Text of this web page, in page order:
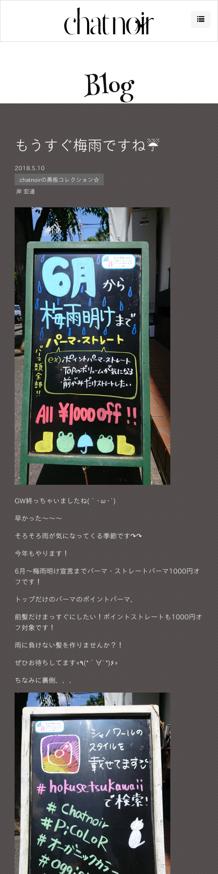
Blog
もうすぐ梅雨ですね☔
2018. 5.10
chatnoirの黒板コレクション☆
岸 宏道
GW終っちゃいましたね(´･ω･`)
早かった～～～
そろそろ雨が気になってくる季節です↷↷
今年もやります！
6月～梅雨明け宣言までパーマ・ストレートパーマ1000円オ
フです！
トップだけのパーマのポイントパーマ、
前髪だけまっすぐにしたい！ポイントストレートも1000円オ
フ対象です！
雨に負けない髪を作りませんか？！
ぜひお待ちしてます«٩(*´∀`*)۶»
ちなみに裏側、、、